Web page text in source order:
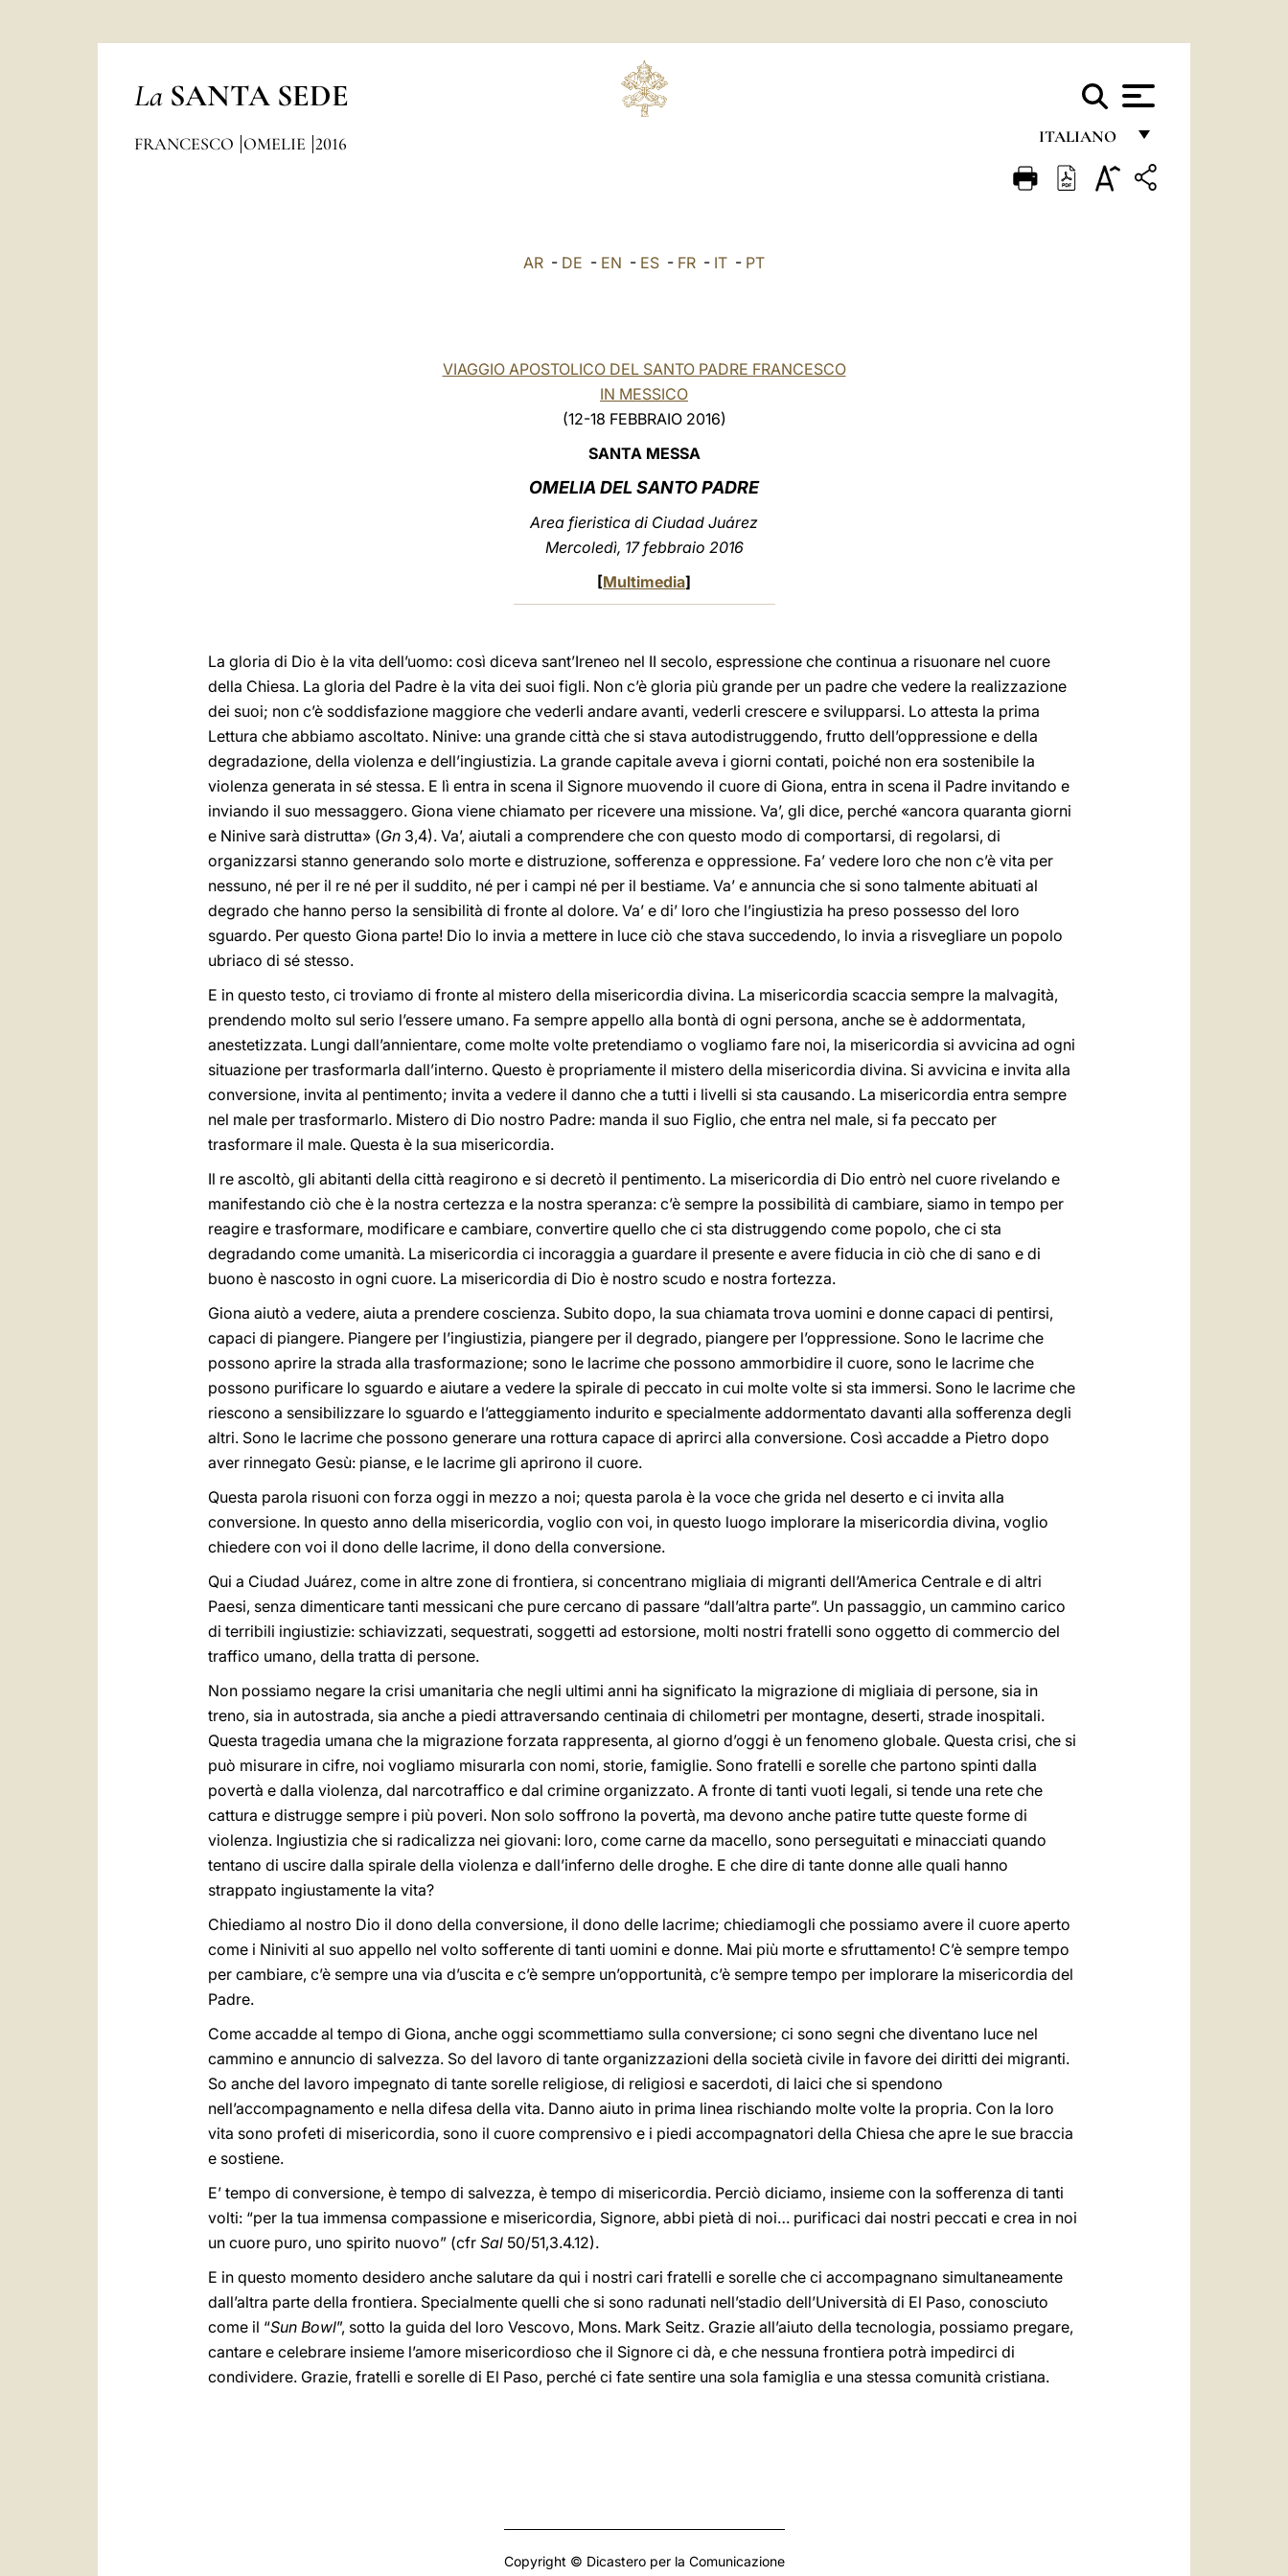
La SANTA SEDE
ITALIANO
FRANÇAIS
FRANCESCO OMELIE 2016
AR - DE - EN - ES - FR - IT - PT
VIAGGIO APOSTOLICO DEL SANTO PADRE FRANCESCO
IN MESSICO
(12-18 FEBBRAIO 2016)
SANTA MESSA
OMELIA DEL SANTO PADRE
Area fieristica di Ciudad Juárez
Mercoledì, 17 febbraio 2016
[Multimedia]
La gloria di Dio è la vita dell’uomo: così diceva sant’Ireneo nel II secolo, espressione che continua a risuonare nel cuore
della Chiesa. La gloria del Padre è la vita dei suoi figli. Non c’è gloria più grande per un padre che vedere la realizzazione
dei suoi; non c’è soddisfazione maggiore che vederli andare avanti, vederli crescere e svilupparsi. Lo attesta la prima
Lettura che abbiamo ascoltato. Ninive: una grande città che si stava autodistruggendo, frutto dell’oppressione e della
degradazione, della violenza e dell’ingiustizia. La grande capitale aveva i giorni contati, poiché non era sostenibile la
violenza generata in sé stessa. E lì entra in scena il Signore muovendo il cuore di Giona, entra in scena il Padre invitando e
inviando il suo messaggero. Giona viene chiamato per ricevere una missione. Va’, gli dice, perché «ancora quaranta giorni
e Ninive sarà distrutta» (Gn 3,4). Va’, aiutali a comprendere che con questo modo di comportarsi, di regolarsi, di
organizzarsi stanno generando solo morte e distruzione, sofferenza e oppressione. Fa’ vedere loro che non c’è vita per
nessuno, né per il re né per il suddito, né per i campi né per il bestiame. Va’ e annuncia che si sono talmente abituati al
degrado che hanno perso la sensibilità di fronte al dolore. Va’ e di’ loro che l’ingiustizia ha preso possesso del loro
sguardo. Per questo Giona parte! Dio lo invia a mettere in luce ciò che stava succedendo, lo invia a risvegliare un popolo
ubriaco di sé stesso.
E in questo testo, ci troviamo di fronte al mistero della misericordia divina. La misericordia scaccia sempre la malvagità,
prendendo molto sul serio l’essere umano. Fa sempre appello alla bontà di ogni persona, anche se è addormentata,
anestetizzata. Lungi dall’annientare, come molte volte pretendiamo o vogliamo fare noi, la misericordia si avvicina ad ogni
situazione per trasformarla dall’interno. Questo è propriamente il mistero della misericordia divina. Si avvicina e invita alla
conversione, invita al pentimento; invita a vedere il danno che a tutti i livelli si sta causando. La misericordia entra sempre
nel male per trasformarlo. Mistero di Dio nostro Padre: manda il suo Figlio, che entra nel male, si fa peccato per
trasformare il male. Questa è la sua misericordia.
Il re ascoltò, gli abitanti della città reagirono e si decretò il pentimento. La misericordia di Dio entrò nel cuore rivelando e
manifestando ciò che è la nostra certezza e la nostra speranza: c’è sempre la possibilità di cambiare, siamo in tempo per
reagire e trasformare, modificare e cambiare, convertire quello che ci sta distruggendo come popolo, che ci sta
degradando come umanità. La misericordia ci incoraggia a guardare il presente e avere fiducia in ciò che di sano e di
buono è nascosto in ogni cuore. La misericordia di Dio è nostro scudo e nostra fortezza.
Giona aiutò a vedere, aiuta a prendere coscienza. Subito dopo, la sua chiamata trova uomini e donne capaci di pentirsi,
capaci di piangere. Piangere per l’ingiustizia, piangere per il degrado, piangere per l’oppressione. Sono le lacrime che
possono aprire la strada alla trasformazione; sono le lacrime che possono ammorbidire il cuore, sono le lacrime che
possono purificare lo sguardo e aiutare a vedere la spirale di peccato in cui molte volte si sta immersi. Sono le lacrime che
riescono a sensibilizzare lo sguardo e l’atteggiamento indurito e specialmente addormentato davanti alla sofferenza degli
altri. Sono le lacrime che possono generare una rottura capace di aprirci alla conversione. Così accadde a Pietro dopo
aver rinnegato Gesù: pianse, e le lacrime gli aprirono il cuore.
Questa parola risuoni con forza oggi in mezzo a noi; questa parola è la voce che grida nel deserto e ci invita alla
conversione. In questo anno della misericordia, voglio con voi, in questo luogo implorare la misericordia divina, voglio
chiedere con voi il dono delle lacrime, il dono della conversione.
Qui a Ciudad Juárez, come in altre zone di frontiera, si concentrano migliaia di migranti dell’America Centrale e di altri
Paesi, senza dimenticare tanti messicani che pure cercano di passare “dall’altra parte”. Un passaggio, un cammino carico
di terribili ingiustizie: schiavizzati, sequestrati, soggetti ad estorsione, molti nostri fratelli sono oggetto di commercio del
traffico umano, della tratta di persone.
Non possiamo negare la crisi umanitaria che negli ultimi anni ha significato la migrazione di migliaia di persone, sia in
treno, sia in autostrada, sia anche a piedi attraversando centinaia di chilometri per montagne, deserti, strade inospitali.
Questa tragedia umana che la migrazione forzata rappresenta, al giorno d’oggi è un fenomeno globale. Questa crisi, che si
può misurare in cifre, noi vogliamo misurarla con nomi, storie, famiglie. Sono fratelli e sorelle che partono spinti dalla
povertà e dalla violenza, dal narcotraffico e dal crimine organizzato. A fronte di tanti vuoti legali, si tende una rete che
cattura e distrugge sempre i più poveri. Non solo soffrono la povertà, ma devono anche patire tutte queste forme di
violenza. Ingiustizia che si radicalizza nei giovani: loro, come carne da macello, sono perseguitati e minacciati quando
tentano di uscire dalla spirale della violenza e dall’inferno delle droghe. E che dire di tante donne alle quali hanno
strappato ingiustamente la vita?
Chiediamo al nostro Dio il dono della conversione, il dono delle lacrime; chiediamogli che possiamo avere il cuore aperto
come i Niniviti al suo appello nel volto sofferente di tanti uomini e donne. Mai più morte e sfruttamento! C’è sempre tempo
per cambiare, c’è sempre una via d’uscita e c’è sempre un’opportunità, c’è sempre tempo per implorare la misericordia del
Padre.
Come accadde al tempo di Giona, anche oggi scommettiamo sulla conversione; ci sono segni che diventano luce nel
cammino e annuncio di salvezza. So del lavoro di tante organizzazioni della società civile in favore dei diritti dei migranti.
So anche del lavoro impegnato di tante sorelle religiose, di religiosi e sacerdoti, di laici che si spendono
nell’accompagnamento e nella difesa della vita. Danno aiuto in prima linea rischiando molte volte la propria. Con la loro
vita sono profeti di misericordia, sono il cuore comprensivo e i piedi accompagnatori della Chiesa che apre le sue braccia
e sostiene.
E’ tempo di conversione, è tempo di salvezza, è tempo di misericordia. Perciò diciamo, insieme con la sofferenza di tanti
volti: “per la tua immensa compassione e misericordia, Signore, abbi pietà di noi… purificaci dai nostri peccati e crea in noi
un cuore puro, uno spirito nuovo” (cfr Sal 50/51,3.4.12).
E in questo momento desidero anche salutare da qui i nostri cari fratelli e sorelle che ci accompagnano simultaneamente
dall’altra parte della frontiera. Specialmente quelli che si sono radunati nell’stadio dell’Università di El Paso, conosciuto
come il “Sun Bowl”, sotto la guida del loro Vescovo, Mons. Mark Seitz. Grazie all’aiuto della tecnologia, possiamo pregare,
cantare e celebrare insieme l’amore misericordioso che il Signore ci dà, e che nessuna frontiera potrà impedirci di
condividere. Grazie, fratelli e sorelle di El Paso, perché ci fate sentire una sola famiglia e una stessa comunità cristiana.
Copyright © Dicastero per la Comunicazione